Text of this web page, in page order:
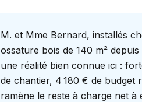
M. et Mme Bernard, installés
ossature bois de 140 m²
une réalité bien connue ici :
de chantier, 4 180 € de budget
ramène le reste à charge net